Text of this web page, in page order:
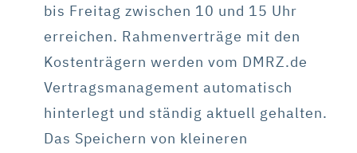
bis Freitag zwischen 10 und 15 Uhr
erreichen. Rahmenverträge mit den
Kostenträgern werden vom DMRZ.de
Vertragsmanagement automatisch
hinterlegt und ständig aktuell gehalten.
Das Speichern von kleineren